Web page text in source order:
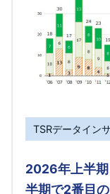
TSRデータイン
2026年上半
半期で2番目